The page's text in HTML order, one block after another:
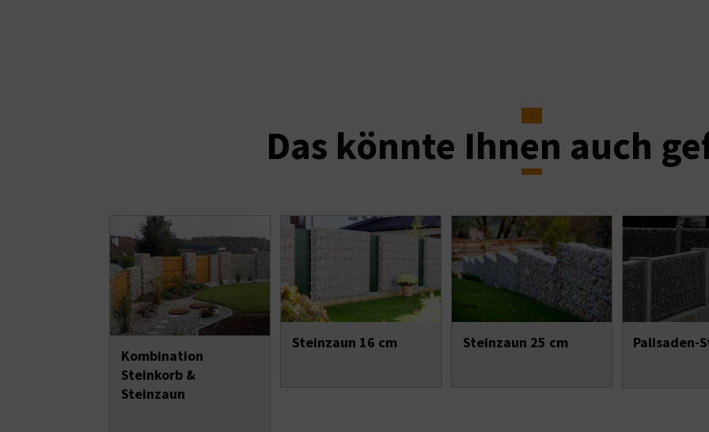
Das könnte Ihnen auch
Kombination
Steinkorb &
Steinzaun
Steinzaun 16 cm Steinzaun 25 cm Palisaden-